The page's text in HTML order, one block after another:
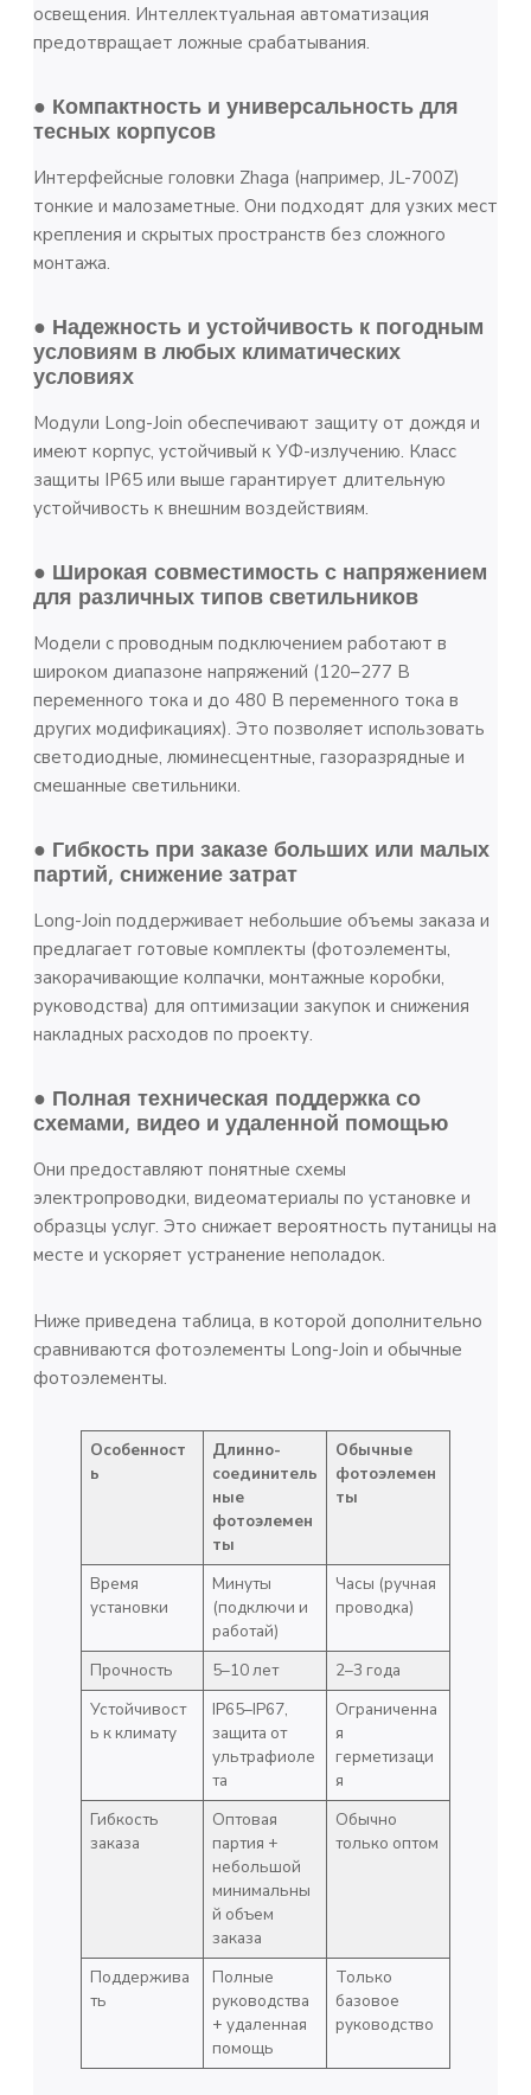
освещения. Интеллектуальная автоматизация
предотвращает ложные срабатывания.
● Компактность и универсальность для
тесных корпусов
Интерфейсные головки Zhaga (например, JL-700Z)
тонкие и малозаметные. Они подходят для узких мест
крепления и скрытых пространств без сложного
монтажа.
● Надежность и устойчивость к погодным
условиям в любых климатических
условиях
Модули Long-Join обеспечивают защиту от дождя и
имеют корпус, устойчивый к УФ-излучению. Класс
защиты IP65 или выше гарантирует длительную
устойчивость к внешним воздействиям.
● Широкая совместимость с напряжением
для различных типов светильников
Модели с проводным подключением работают в
широком диапазоне напряжений (120–277 В
переменного тока и до 480 В переменного тока в
других модификациях). Это позволяет использовать
светодиодные, люминесцентные, газоразрядные и
смешанные светильники.
● Гибкость при заказе больших или малых
партий, снижение затрат
Long-Join поддерживает небольшие объемы заказа и
предлагает готовые комплекты (фотоэлементы,
закорачивающие колпачки, монтажные коробки,
руководства) для оптимизации закупок и снижения
накладных расходов по проекту.
● Полная техническая поддержка со
схемами, видео и удаленной помощью
Они предоставляют понятные схемы
электропроводки, видеоматериалы по установке и
образцы услуг. Это снижает вероятность путаницы на
месте и ускоряет устранение неполадок.
Ниже приведена таблица, в которой дополнительно
сравниваются фотоэлементы Long-Join и обычные
фотоэлементы.
Особенност
ь
Длинно-
соединитель
ные
фотоэлемен
ты
Обычные
фотоэлемен
ты
Время
установки
Минуты
(подключи и
работай)
Часы (ручная
проводка)
Прочность 5–10 лет
2–3 года
Устойчивост
ь к климату
IP65–IP67,
защита от
ультрафиоле
та
Ограниченна
я
герметизаци
я
Гибкость
заказа
Оптовая
партия +
небольшой
минимальны
й объем
заказа
Обычно
только оптом
Поддержива
ть
Полные
руководства
+ удаленная
помощь
Только
базовое
руководство